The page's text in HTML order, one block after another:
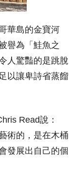
華島的金寶河
譽為「鮭魚之
人驚豔的是跳脫
以讓卑詩省蒸餾
Read說：
術的，是在木桶
發展出自己的個